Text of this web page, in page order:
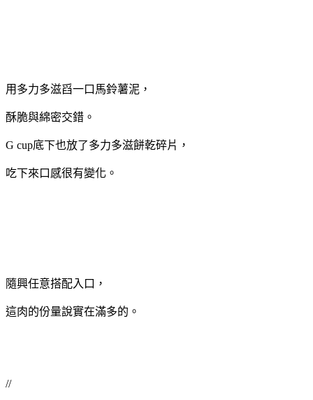
用多力多滋舀一口馬鈴薯泥，
酥脆與綿密交錯。
G cup底下也放了多力多滋餅乾碎片，
吃下來口感很有變化。
隨興任意搭配入口，
這肉的份量說實在滿多的。
//